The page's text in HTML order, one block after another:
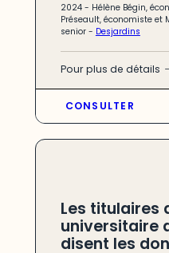
2024 - Hélène Bégin,
Préseault, économiste et
senior- Desjardins
Pour plus de détails
CONSULTER
Les titulaires
universitaire
disent les